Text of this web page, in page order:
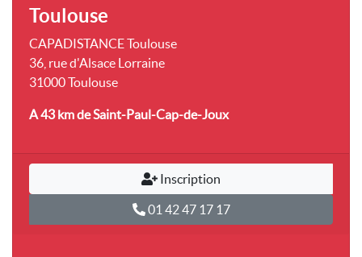
Toulouse
CAPADISTANCE Toulouse
36, rue d'Alsace Lorraine
31000 Toulouse
A 43 kmde Saint-Paul-Cap-de-Joux
Inscription
01 42 47 17 17